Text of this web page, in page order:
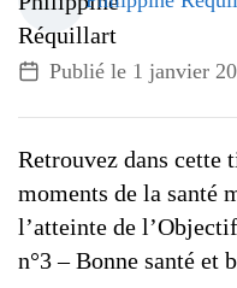
G7 / G20
TOUS LES
Publié le 1 janvier
Retrouvez dans cette
moments de la santé
l’atteinte de
n°3 – Bonne santé et